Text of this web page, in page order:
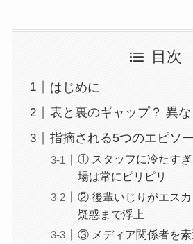
目次
はじめに
表と裏のギャップ？ 異
指摘される5つのエピソ
① スタッフに冷たすぎ
場は常にピリピリ
② 後輩いじりがエスカ
疑惑まで浮上
③ メディア関係者を